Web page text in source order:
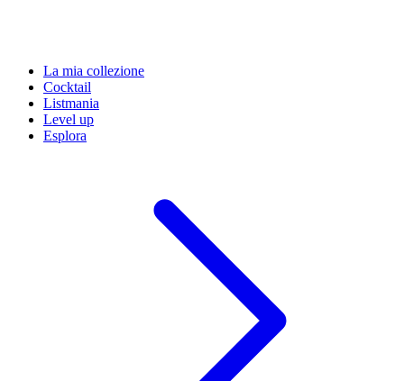
La mia collezione
Cocktail
Listmania
Level up
Esplora